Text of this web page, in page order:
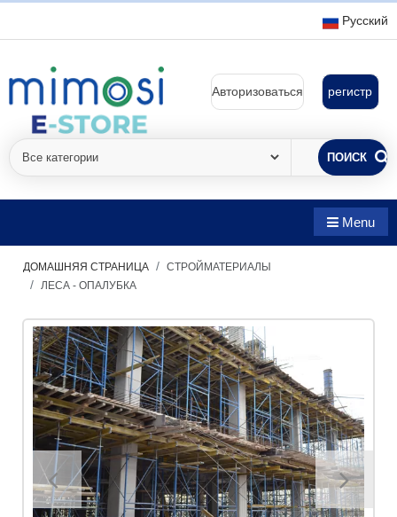
Русский
ПОИСК
Авторизоваться регистр
Menu
ДОМАШНЯЯ СТРАНИЦА
СТРОЙМАТЕРИАЛЫ
ЛЕСА - ОПАЛУБКА